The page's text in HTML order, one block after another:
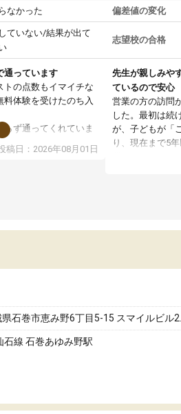
なかった
ていない/結果が出て
通っています
トの点数もイマイチな
体験を受けたのち入
ず通ってくれていま
つも笑顔で対応して頂
をするしかない点が
稿日：2026年08月01日
偏差値の変化
志望校の合格
先生が親しみや
ているので安心
営業の方の訪問
した。最初は続
が、子どもが「
り、現在まで5
業はとても分か
方や、子ども
お世話になりた
県石巻市恵み野6丁目5-15 スマイルビル
石線 石巻あゆみ野駅